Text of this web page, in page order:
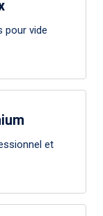
pour vide
et